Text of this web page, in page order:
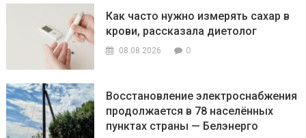
Как часто нужно измерять сахар в
крови, рассказала диетолог
08.08.2026 0
Восстановление электроснабжения
продолжается в 78 населённых
пунктах страны — Белэнерго